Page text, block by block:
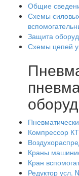
Общие
Схемы
Защита
Схемы цепей
Компрессор
Краны
Кран
Редуктор усл.